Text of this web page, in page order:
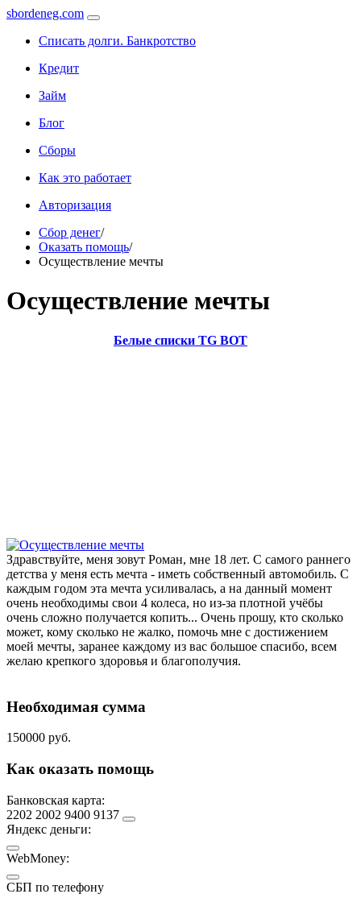
sbordeneg.com
Списать долги. Банкротство
Кредит
Займ
Блог
Сборы
Как это работает
Авторизация
Сбор денег/
Оказать помощь/
Осуществление мечты
Осуществление мечты
Белые списки TG BOT
Здравствуйте, меня зовут Роман, мне 18 лет. С самого раннего
детства у меня есть мечта - иметь собственный автомобиль. С
каждым годом эта мечта усиливалась, а на данный момент
очень необходимы свои 4 колеса, но из-за плотной учёбы
очень сложно получается копить... Очень прошу, кто сколько
может, кому сколько не жалко, помочь мне с достижением
моей мечты, заранее каждому из вас большое спасибо, всем
желаю крепкого здоровья и благополучия.
Необходимая сумма
150000 руб.
Как оказать помощь
Банковская карта:
2202 2002 9400 9137
Яндекс деньги:
WebMoney:
СБП по телефону